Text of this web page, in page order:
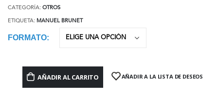
CATEGORÍA: OTROS
ETIQUETA: MANUEL BRUNET
FORMATO
AÑADIR AL CARRITO AÑADIR A LA LISTA DE DESEOS